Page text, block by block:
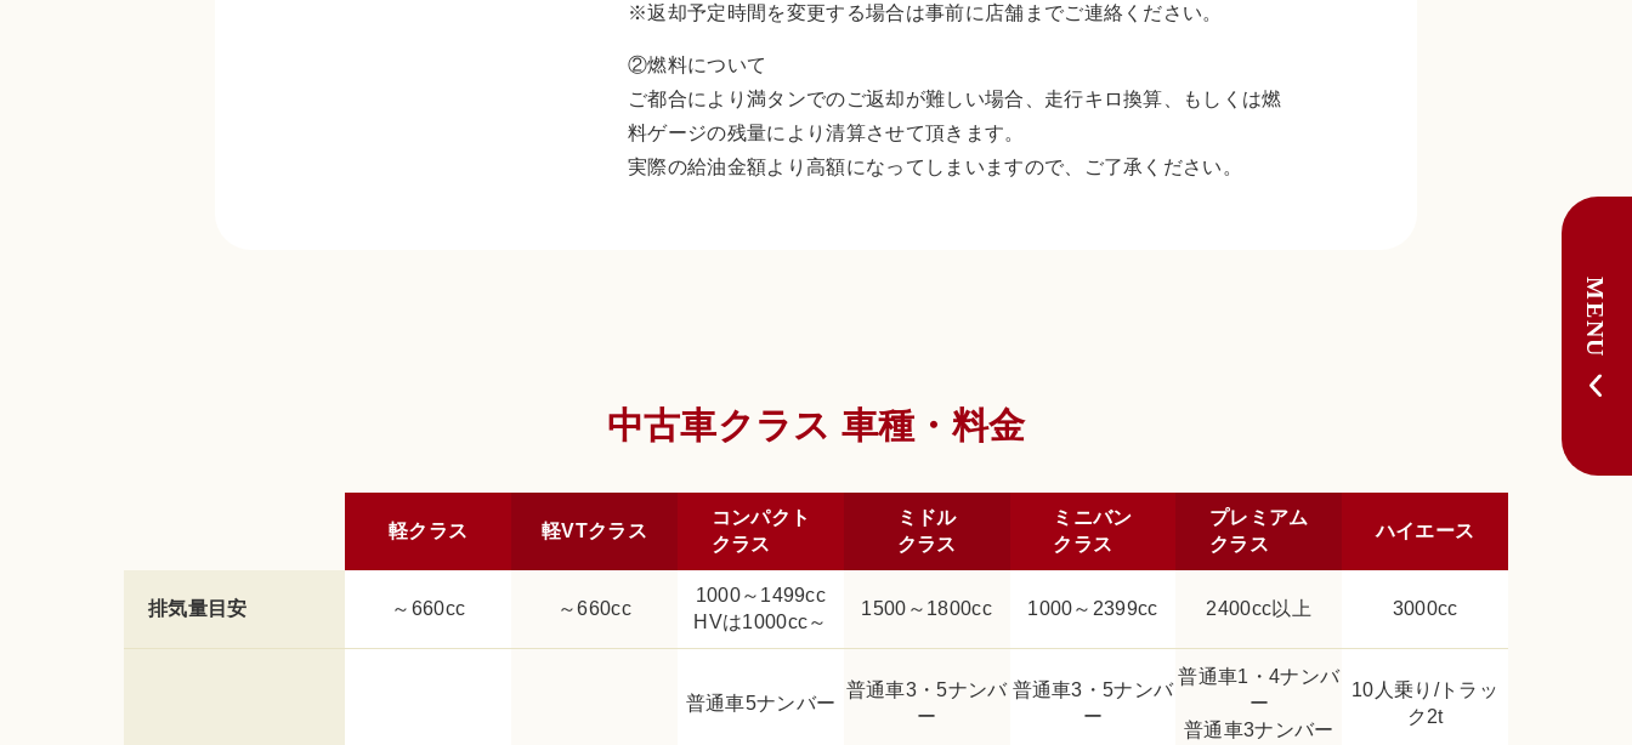
※返却予定時間を変更する場合は事前に店舗までご連絡ください。
②燃料について
ご都合により満タンでのご返却が難しい場合、走行キロ換算、もしくは燃
料ゲージの残量により清算させて頂きます。
実際の給油金額より高額になってしまいますので、ご了承ください。
中古車クラス 車種・料金
軽クラス 軽VTクラス
コンパクト
クラス
ミドル
クラス
ミニバン
クラス
プレミアム
クラス
ハイエース
排気量目安 ～660cc ～660cc
1000～1499cc
HVは1000cc～
1500～1800cc 1000～2399cc 2400cc以上 3000cc
普通車5ナンバー
普通車3・5ナンバ
ー
普通車3・5ナンバ
ー
普通車1・4ナンバ
ー
普通車3ナンバー
10人乗り/トラッ
ク2t